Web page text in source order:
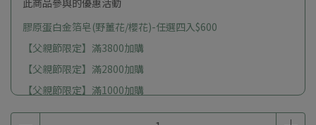
膠原蛋白金箔皂(野薑花/櫻花)-任選四入$600
【父親節限定】滿3800加購
【父親節限定】滿2800加購
【父親節限定】滿1000加購